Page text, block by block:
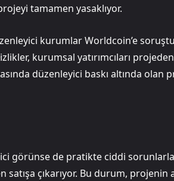
tamamen yasaklıyor.
kurumlar Worldcoin’e
kurumsal yatırımcıları
düzenleyici baskı altında olan
görünse de pratikte ciddi sorunlarla
satışa çıkarıyor. Bu durum, projenin